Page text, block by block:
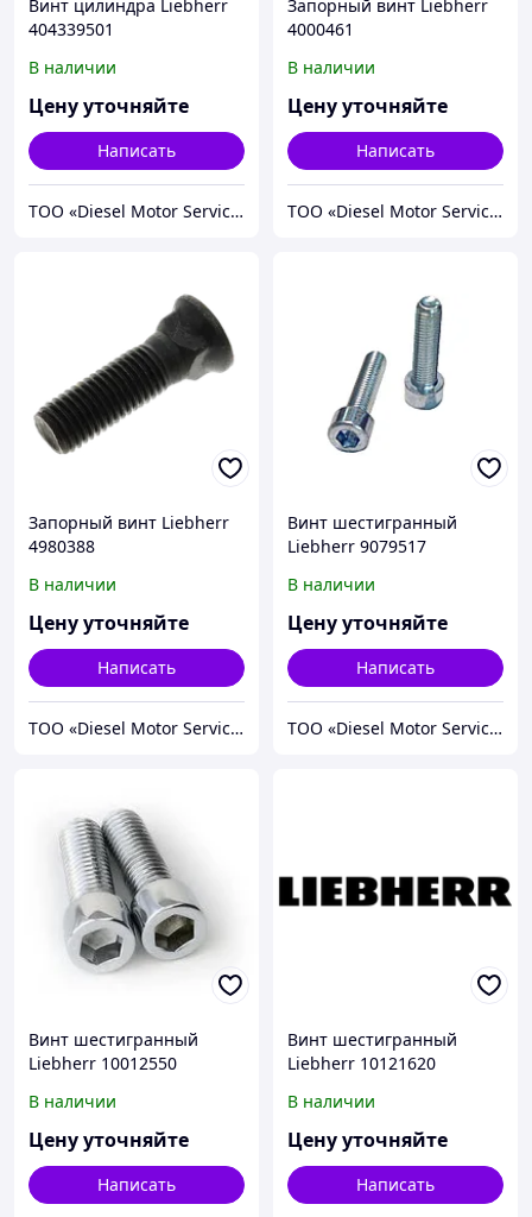
Винт цилиндра Liebherr
404339501
В наличии
Цену уточняйте
Написать
TOO «Diesel Motor Service»
Запорный винт Liebherr
4000461
В наличии
Цену уточняйте
Написать
TOO «Diesel Motor Service»
Запорный винт Liebherr
4980388
В наличии
Цену уточняйте
Написать
TOO «Diesel Motor Service»
Винт шестигранный
Liebherr 9079517
В наличии
Цену уточняйте
Написать
TOO «Diesel Motor Service»
Винт шестигранный
Liebherr 10012550
В наличии
Цену уточняйте
Написать
Винт шестигранный
Liebherr 10121620
В наличии
Цену уточняйте
Написать